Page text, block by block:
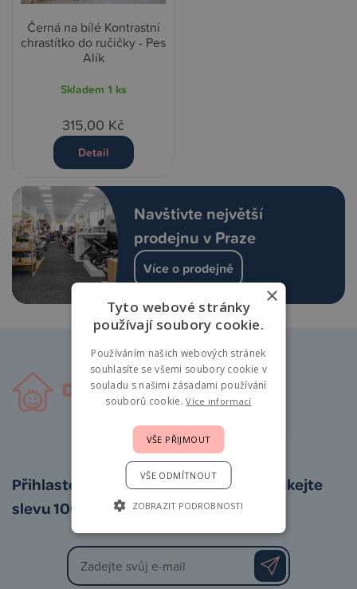
Navštivte největší
prodejnu v Praze
Více o prodejně
Černá na bílé Kontrastní
chrastítko do ručičky - Pes
Alík
Skladem 1 ks
315,00 Kč
Detail
Přihlaste se k odběru newsletteru a získejte
slevu 100 Kč na první nákup
×
Tyto webové stránky
používají soubory cookie.
Používáním našich webových stránek
souhlasíte se všemi soubory cookie v
souladu s našimi zásadami používání
souborů cookie.Více informací
VŠE PŘIJMOUT
VŠE ODMÍTNOUT
ZOBRAZIT PODROBNOSTI